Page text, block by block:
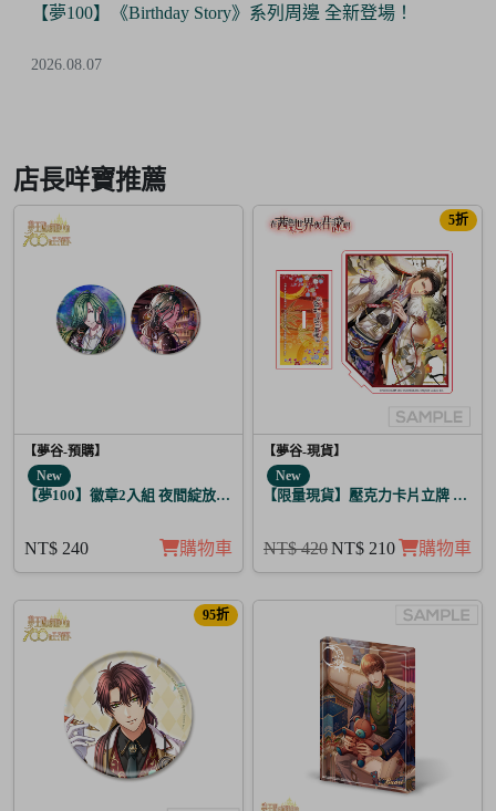
【夢100】《Birthday Story》系列周邊 全新登場！
2026.08.07
6
店長咩寶推薦
【夢谷-預購】
New
【夢100】徽章2入組 夜間綻放的花香調酒 尼潘帝思
NT$ 240 購物車
5折
【夢谷-現貨】
New
【限量現貨】壓克力卡片立牌 傳遞
NT$ 420NT$ 210 購物車
95折